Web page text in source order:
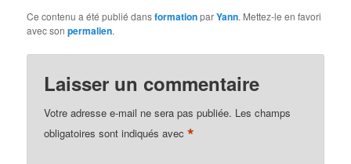
Ce contenu a été publié dansformationparYann. Mettez-le en favori
avec sonpermalien.
Laisser un commentaire
Votre adresse e-mail ne sera pas publiée. Les champs
obligatoires sont indiqués avec*